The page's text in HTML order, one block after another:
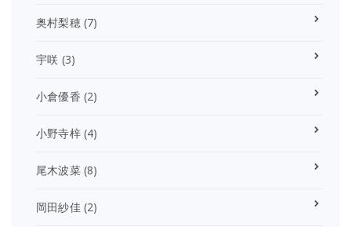
奥村梨穂(7)
宇咲 (3)
小倉優香 (2)
小野寺梓(4)
尾木波菜(8)
岡田紗佳(2)